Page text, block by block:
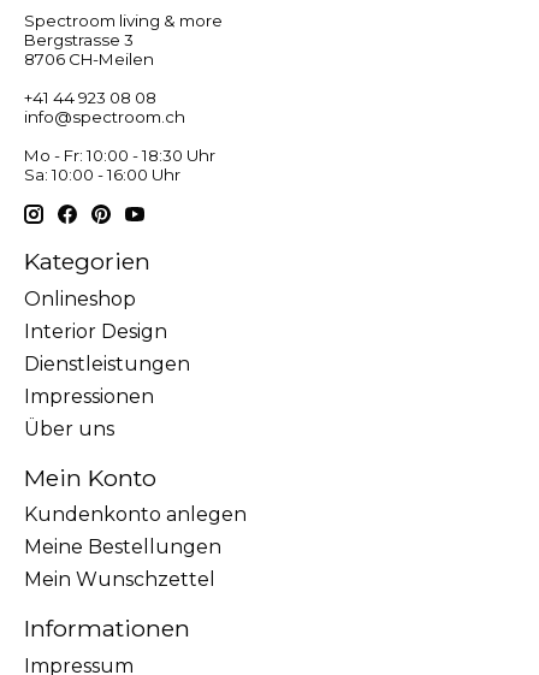
Spectroom living & more
Bergstrasse 3
8706 CH-Meilen
+41 44 923 08 08
info@spectroom.ch
Mo - Fr: 10:00 - 18:30 Uhr
Sa: 10:00 - 16:00 Uhr
Kategorien
Onlineshop
Interior Design
Dienstleistungen
Impressionen
Über uns
Mein Konto
Kundenkonto anlegen
Meine Bestellungen
Mein Wunschzettel
Informationen
Impressum